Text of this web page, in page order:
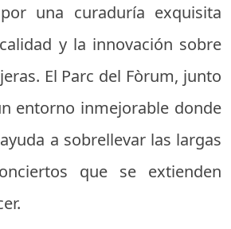
una curaduría exquisita
y la innovación sobre
El Parc del Fòrum, junto
entorno inmejorable donde
a sobrellevar las largas
que se extienden